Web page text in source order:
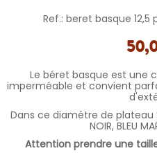
Ref.: beret basque
Le béret basque est une
imperméable et convient
Dans ce diamétre de plateau
NOIR, BLEU
Attention prendre une